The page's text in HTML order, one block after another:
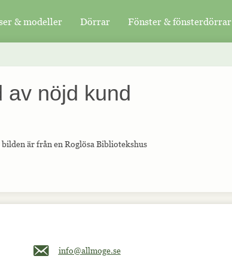
& modeller Dörrar Fönster & fönsterdörrar
av nöjd kund
bilden är från en Roglösa Bibliotekshus
Maila oss på info@allmoge.se
info@allmoge.se